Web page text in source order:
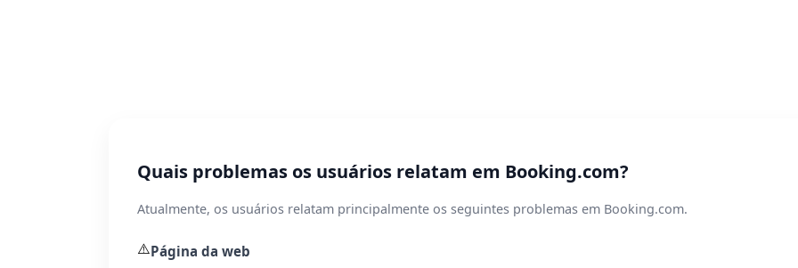
Quais problemas os usuários relatam em Booking.com?
Atualmente, os usuários relatam principalmente os seguintes problemas em Booking.com.
⚠️Página da web